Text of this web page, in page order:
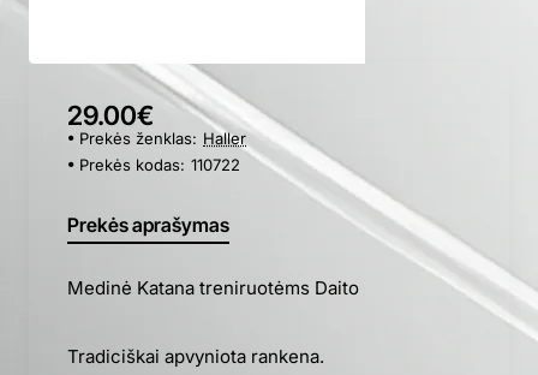
29.00€
Prekės ženklas: Haller
Prekės kodas: 110722
Prekės aprašymas
Medinė Katana treniruotėms Daito
Tradiciškai apvyniota rankena.